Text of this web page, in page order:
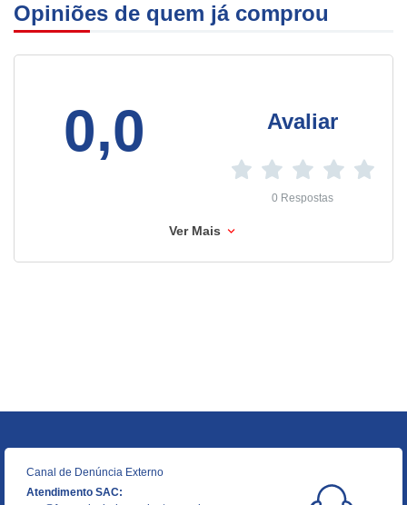
Opiniões de quem já comprou
0,0 Avaliar
0 Respostas
Ver Mais
Canal de Denúncia Externo
Atendimento SAC: